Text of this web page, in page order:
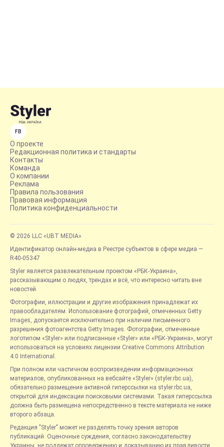
FB
О проекте
Редакционная политика и стандарты
Контакты
Команда
О компании
Реклама
Правила пользования
Правовая информация
Политика конфиденциальности
© 2026 LLC «UBT MEDIA»
Идентификатор онлайн-медиа в Реестре субъектов в сфере медиа —
R40-05347
Styler является развлекательным проектом «РБК-Украина»,
рассказывающим о людях, трендах и всё, что интересно читать вне
новостей.
Фотографии, иллюстрации и другие изображения принадлежат их
правообладателям. Использование фотографий, отмеченных Getty
Images, допускается исключительно при наличии письменного
разрешения фотоагентства Getty Images. Фотографии, отмеченные
логотипом «Styler» или подписанные «Styler» или «РБК-Украина», могут
использоваться на условиях лицензии Creative Commons Attribution
4.0 International.
При полном или частичном воспроизведении информационных
материалов, опубликованных на вебсайте «Styler» (styler.rbc.ua),
обязательно размещение активной гиперссылки на styler.rbc.ua,
открытой для индексации поисковыми системами. Такая гиперссылка
должна быть размещена непосредственно в тексте материала не ниже
второго абзаца.
Редакция "Styler" может не разделять точку зрения авторов
публикаций. Оценочные суждения, согласно законодательству
Украины, не подлежат опровержению и доказыванию их правдивости.